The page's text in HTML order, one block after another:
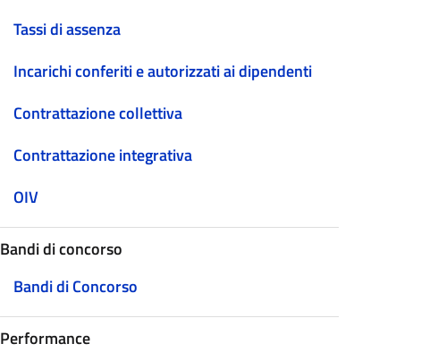
Tassi di assenza
Incarichi conferiti e autorizzati ai dipendenti
Contrattazione collettiva
Contrattazione integrativa
OIV
Bandi di concorso
Bandi di Concorso
Performance